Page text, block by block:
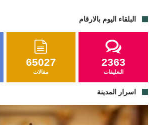
البلقاء اليوم بالارقام
65027
مقالات
2363
التعليقات
اسرار المدينة